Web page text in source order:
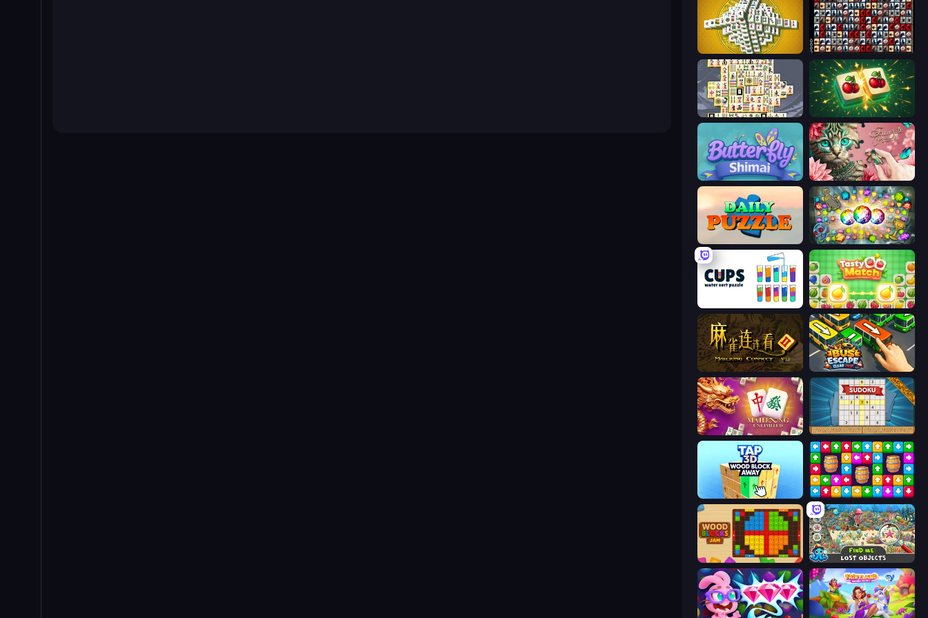
Mahjong Tower War Mahjong
Mahjong Titans Mahjong Puzzle: Tile Match
Butterfly Shimai Favorite Puzzles
Forgotten Treasure 2
Cups - Water Sort Puzzle Tasty Match: Mahjong Pairs
Mahjong Connect 2 (Legacy) Bus Escape: Clear Jam
Mahjong Unlimited Sudoku Online
Tap Away Story
Wood Blocks Jam Find Me: Lost Objects